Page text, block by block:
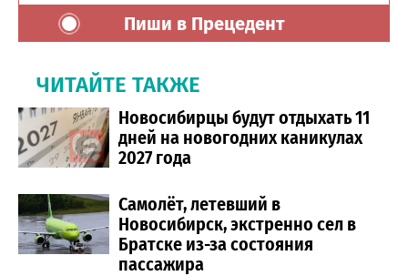
Пиши в Прецедент
ЧИТАЙТЕ ТАКЖЕ
Новосибирцы будут отдыхать 11
дней на новогодних каникулах
2027 года
Самолёт, летевший в
Новосибирск, экстренно сел в
Братске из-за состояния
пассажира